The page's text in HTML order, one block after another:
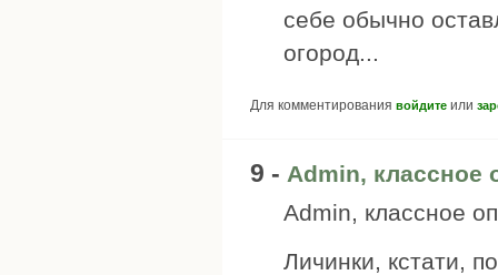
себе обычно
огород...
Для комментирования войдите или
9 - Admin, классное
Admin, классное
Личинки, кстати,